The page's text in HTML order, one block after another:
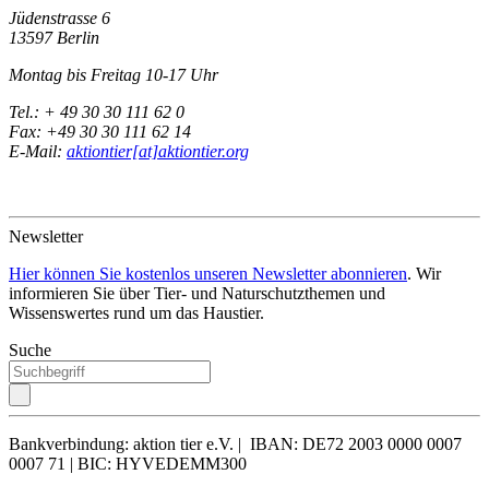
Jüdenstrasse 6
13597 Berlin
Montag bis Freitag 10-17 Uhr
Tel.: + 49 30 30 111 62 0
Fax: +49 30 30 111 62 14
E-Mail: aktiontier[at]aktiontier.org
Newsletter
Hier können Sie kostenlos unseren Newsletter abonnieren. Wir
informieren Sie über Tier- und Naturschutzthemen und
Wissenswertes rund um das Haustier.
Suche
Bankverbindung: aktion tier e.V. | IBAN: DE72 2003 0000 0007
0007 71 | BIC: HYVEDEMM300